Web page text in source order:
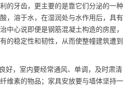
的牙齿，更主要的是靠它们分泌的一种
，溶于水，在湿润处与水作用后，具有
中心说即便是钢筋混凝土构造的房屋，
的稳定性和韧性，从而使整幢建筑遭到
好，室内要经常通风、单调，及时肃清
维素的物品；家具安放要与墙体坚持一